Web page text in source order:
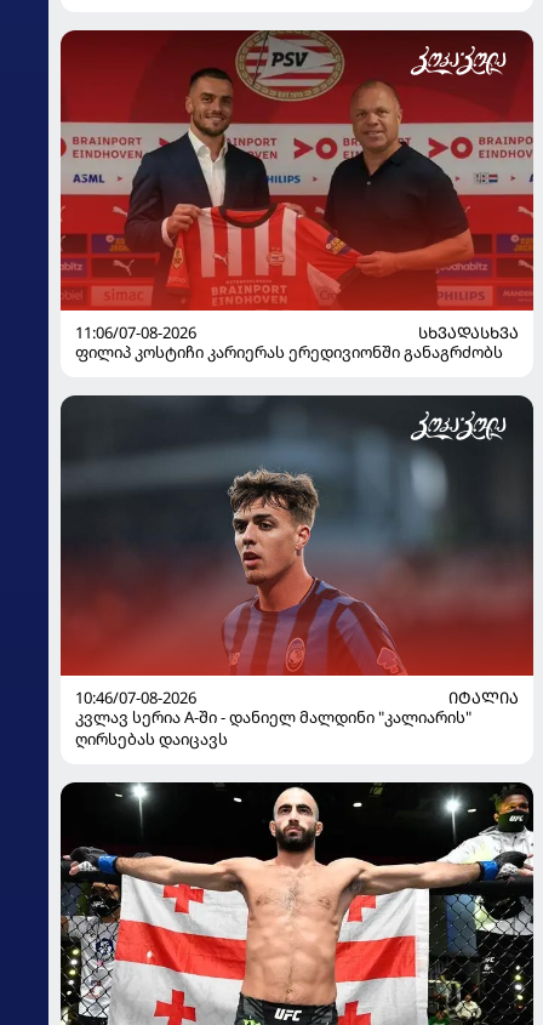
11:06/07-08-2026
ᲡᲮᲕᲐᲓᲐᲡᲮᲕᲐ
ფილიპ კოსტიჩი კარიერას ერედივიონში განაგრძობს
10:46/07-08-2026
ᲘᲢᲐᲚᲘᲐ
კვლავ სერია A-ში - დანიელ მალდინი "კალიარის"
ღირსებას დაიცავს